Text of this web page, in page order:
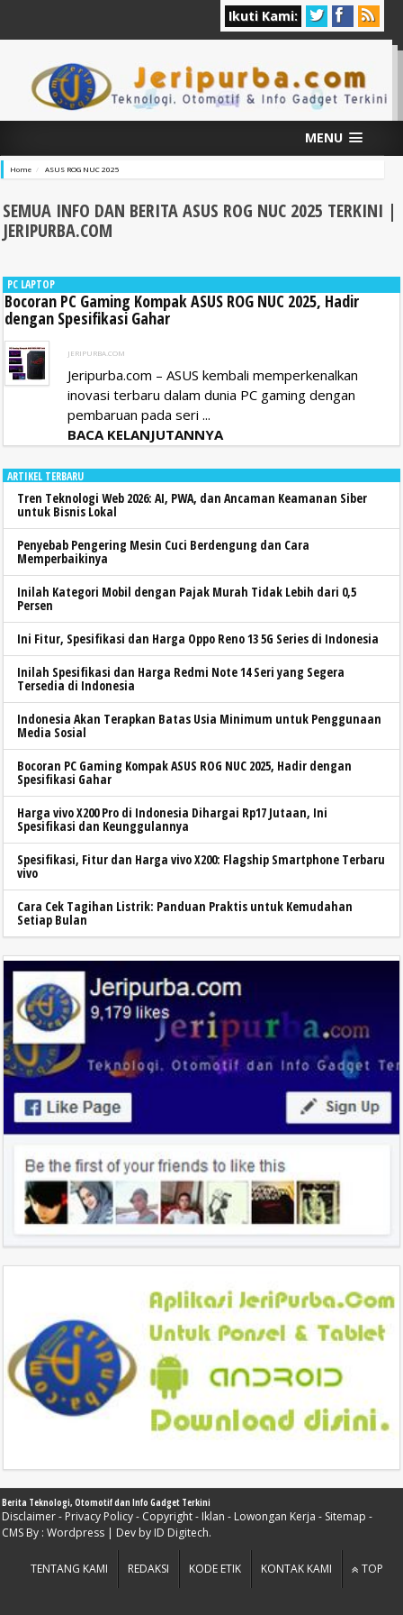
Ikuti Kami:
MENU
Home ASUS ROG NUC 2025
SEMUA INFO DAN BERITA ASUS ROG NUC 2025 TERKINI |
JERIPURBA.COM
PC LAPTOP
Bocoran PC Gaming Kompak ASUS ROG NUC 2025, Hadir
dengan Spesifikasi Gahar
JERIPURBA.COM
Jeripurba.com – ASUS kembali memperkenalkan
inovasi terbaru dalam dunia PC gaming dengan
pembaruan pada seri ...
BACA KELANJUTANNYA
ARTIKEL TERBARU
Tren Teknologi Web 2026: AI, PWA, dan Ancaman Keamanan Siber
untuk Bisnis Lokal
Penyebab Pengering Mesin Cuci Berdengung dan Cara
Memperbaikinya
Inilah Kategori Mobil dengan Pajak Murah Tidak Lebih dari 0,5
Persen
Ini Fitur, Spesifikasi dan Harga Oppo Reno 13 5G Series di Indonesia
Inilah Spesifikasi dan Harga Redmi Note 14 Seri yang Segera
Tersedia di Indonesia
Indonesia Akan Terapkan Batas Usia Minimum untuk Penggunaan
Media Sosial
Bocoran PC Gaming Kompak ASUS ROG NUC 2025, Hadir dengan
Spesifikasi Gahar
Harga vivo X200 Pro di Indonesia Dihargai Rp17 Jutaan, Ini
Spesifikasi dan Keunggulannya
Spesifikasi, Fitur dan Harga vivo X200: Flagship Smartphone Terbaru
vivo
Cara Cek Tagihan Listrik: Panduan Praktis untuk Kemudahan
Setiap Bulan
Berita Teknologi, Otomotif dan Info Gadget Terkini
Disclaimer- Privacy Policy- Copyright- Iklan - Lowongan Kerja - Sitemap -
CMS By : Wordpress | Dev by ID Digitech.
TENTANG KAMI REDAKSI KODE ETIK KONTAK KAMI TOP